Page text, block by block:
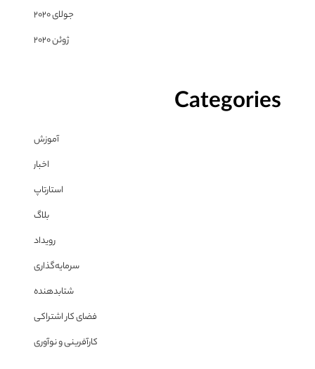
جولای 2020
ژوئن 2020
Categories
آموزش
اخبار
استارتاپ
بلاگ
رویداد
سرمایه‌گذاری
شتابدهنده
فضای کار اشتراکی
کارآفرینی و نوآوری